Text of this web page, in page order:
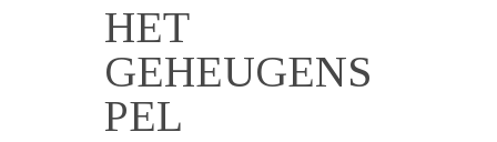
HET
GEHEUGENS
PEL